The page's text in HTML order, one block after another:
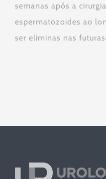
semanas após a
espermatozoides ao
ser eliminas nas